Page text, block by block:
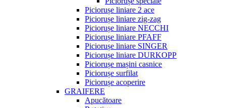
Piciorușe liniare 2 ace
Piciorușe liniare zig-zag
Piciorușe liniare NECCHI
Piciorușe liniare PFAFF
Piciorușe liniare SINGER
Piciorușe liniare DURKOPP
Piciorușe mașini casnice
Piciorușe surfilat
Piciorușe acoperire
GRAIFERE
Apucătoare